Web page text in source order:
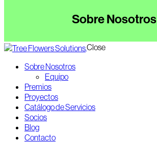
Sobre Nosotros
Close
Sobre Nosotros
Equipo
Premios
Proyectos
Catálogo de Servicios
Socios
Blog
Contacto